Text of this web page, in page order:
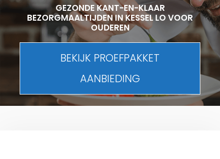
GEZONDE KANT-EN-KLAAR
BEZORGMAALTIJDEN IN KESSEL LO VOOR
OUDEREN
BEKIJK PROEFPAKKET
AANBIEDING